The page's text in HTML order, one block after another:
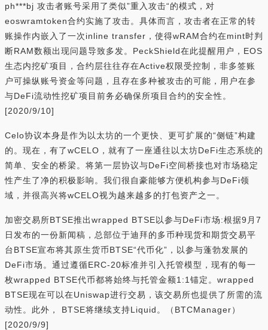
ph***bj 攻击者账号采用了类似”重入攻击“的模式，对
eoswramtoken合约实施了攻击。具体而言，攻击者在正常的转
账操作内嵌入了一次inline transfer，使得wRAM合约在mint时判
断RAM数额出现问题导致多发。PeckShield在此提醒用户，EOS
生态内挖矿项目，合约层往往存在Active权限受控制，非多签账
户可操纵账号资金等问题，且存在多种被攻击的可能，用户在参
与DeFi流动性挖矿项目前务必确保所项目合约的安全性。
[2020/9/10]
Celo协议本身是作为以太坊的一个更快、更可扩展的“侧链”构建
的。现在，有了wCELO，就有了一座通往以太坊DeFi生态系统的
简单、安全的桥梁。将第一层协议与DeFi空间桥接也对市场稳定
性产生了净的积极影响。我们很自豪能够方便机构参与DeFi领
域，并很高兴将wCELO视为越来越多的打包资产之一。
加密交易所BTSE推出wrapped BTSE以参与DeFi市场:根据9月7
日发布的一份新闻稿，总部位于迪拜的多币种现货和期货交易平
台BTSE宣布将其原生货币BTSE“代币化”，以参与蓬勃发展的
DeFi市场。通过遵循ERC-20标准并引入托管模型，现有的每一
枚wrapped BTSE代币都将始终与托管金额1:1锚定。wrapped
BTSE现在可以在Uniswap进行交易，该交易所也提供了所需的流
动性。此外， BTSE将继续支持Liquid。（BTCManager）
[2020/9/9]